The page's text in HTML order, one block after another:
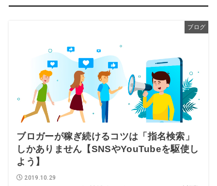
ブログ
ブロガーが稼ぎ続けるコツは「指名検索」
しかありません【SNSやYouTubeを駆使し
よう】
2019.10.29